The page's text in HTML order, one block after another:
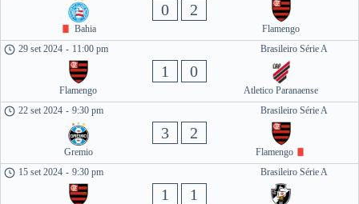
Bahia
0 2
Flamengo
Brasileiro Série A
29 set 2024 - 11:00 pm
Flamengo
1 0
Atletico Paranaense
Brasileiro Série A
22 set 2024 - 9:30 pm
Gremio
3 2
Flamengo
Brasileiro Série A
15 set 2024 - 9:30 pm
1 1